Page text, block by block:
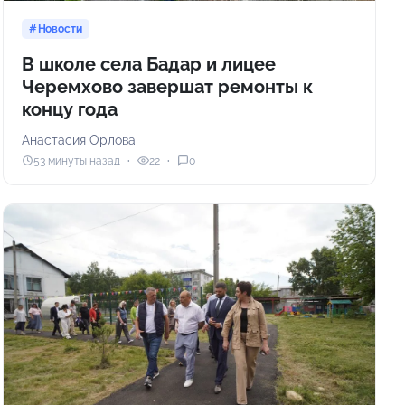
Новости
В школе села Бадар и лицее
Черемхово завершат ремонты к
концу года
Анастасия Орлова
53 минуты назад 22 0